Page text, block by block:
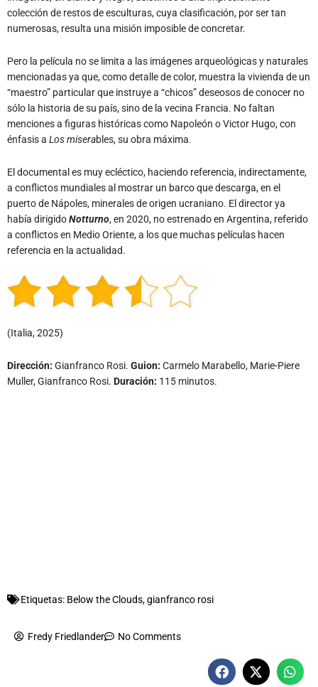
colección de restos de esculturas, cuya clasificación, por ser tan
numerosas, resulta una misión imposible de concretar.
Pero la película no se limita a las imágenes arqueológicas y naturales
mencionadas ya que, como detalle de color, muestra la vivienda de un
“maestro” particular que instruye a “chicos” deseosos de conocer no
sólo la historia de su país, sino de la vecina Francia. No faltan
menciones a figuras históricas como Napoleón o Victor Hugo, con
énfasis a Los miserables, su obra máxima.
El documental es muy ecléctico, haciendo referencia, indirectamente,
a conflictos mundiales al mostrar un barco que descarga, en el
puerto de Nápoles, minerales de origen ucraniano. El director ya
había dirigidoNotturno, en 2020, no estrenado en Argentina, referido
a conflictos en Medio Oriente, a los que muchas películas hacen
referencia en la actualidad.
(Italia, 2025)
Dirección: Gianfranco Rosi. Guion: Carmelo Marabello, Marie-Piere
Muller, Gianfranco Rosi. Duración: 115 minutos.
Etiquetas: Below the Clouds,gianfranco rosi
Fredy Friedlander No Comments